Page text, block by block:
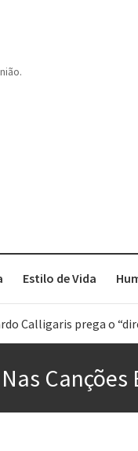
Estilo de Vida
Calligaris prega o
de Jorge Luis Borges
é correto?